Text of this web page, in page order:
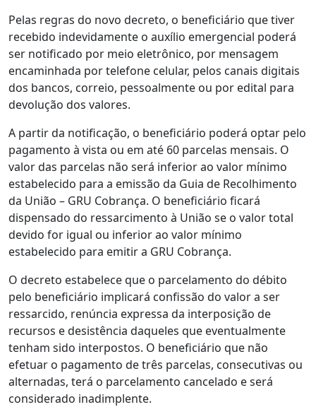
Pelas regras do novo decreto, o beneficiário que tiver
recebido indevidamente o auxílio emergencial poderá
ser notificado por meio eletrônico, por mensagem
encaminhada por telefone celular, pelos canais digitais
dos bancos, correio, pessoalmente ou por edital para
devolução dos valores.
A partir da notificação, o beneficiário poderá optar pelo
pagamento à vista ou em até 60 parcelas mensais. O
valor das parcelas não será inferior ao valor mínimo
estabelecido para a emissão da Guia de Recolhimento
da União – GRU Cobrança. O beneficiário ficará
dispensado do ressarcimento à União se o valor total
devido for igual ou inferior ao valor mínimo
estabelecido para emitir a GRU Cobrança.
O decreto estabelece que o parcelamento do débito
pelo beneficiário implicará confissão do valor a ser
ressarcido, renúncia expressa da interposição de
recursos e desistência daqueles que eventualmente
tenham sido interpostos. O beneficiário que não
efetuar o pagamento de três parcelas, consecutivas ou
alternadas, terá o parcelamento cancelado e será
considerado inadimplente.